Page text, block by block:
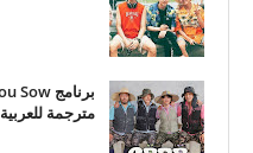
مترجمة للعربية